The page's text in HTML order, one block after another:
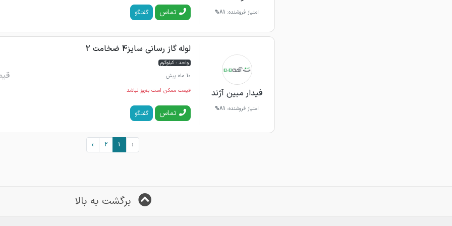
امتیاز فروشنده: 81% تماس گفتگو
فیدار مبین آژند
امتیاز فروشنده: 81%
لوله گاز رسانی سایز4 ضخامت 2
واحد : کیلوگرم
10 ماه پیش
قیمت ممکن است به‌روز نباشد
تماس گفتگو
‹
1
2
›
برگشت به بالا